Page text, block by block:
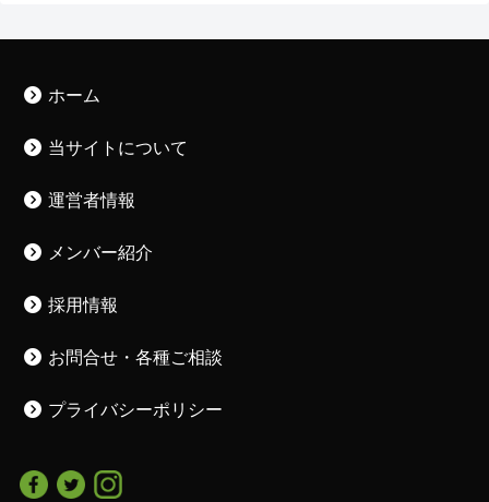
ホーム
当サイトについて
運営者情報
メンバー紹介
採用情報
お問合せ・各種ご相談
プライバシーポリシー